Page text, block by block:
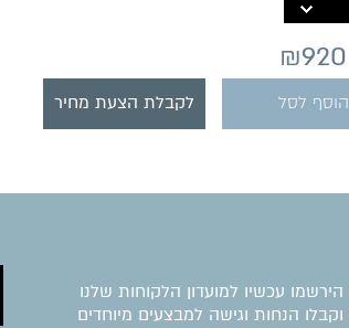
₪920
הוסף לסל לקבלת הצעת מחיר
הירשמו עכשיו למועדון הלקוחות שלנו
וקבלו הנחות וגישה למבצעים מיוחדים